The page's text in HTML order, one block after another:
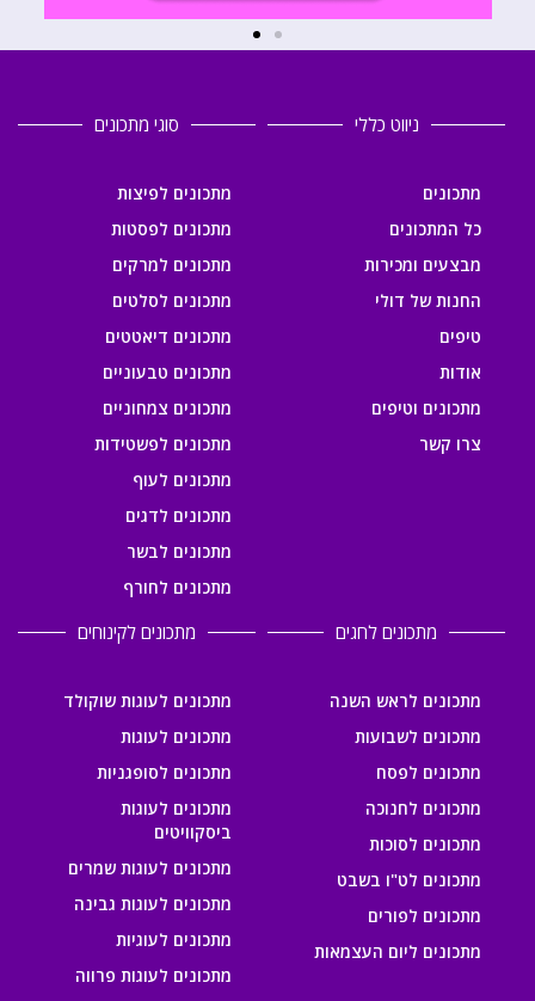
ניווט כללי
מתכונים
כל המתכונים
מבצעים ומכירות
החנות של דולי
טיפים
אודות
מתכונים וטיפים
צרו קשר
סוגי מתכונים
מתכונים לפיצות
מתכונים לפסטות
מתכונים למרקים
מתכונים לסלטים
מתכונים דיאטטים
מתכונים טבעוניים
מתכונים צמחוניים
מתכונים לפשטידות
מתכונים לעוף
מתכונים לדגים
מתכונים לבשר
מתכונים לחורף
מתכונים לחגים
מתכונים לראש השנה
מתכונים לשבועות
מתכונים לפסח
מתכונים לחנוכה
מתכונים לסוכות
מתכונים לט"ו בשבט
מתכונים לפורים
מתכונים ליום העצמאות
מתכונים לקינוחים
מתכונים לעוגות שוקולד
מתכונים לעוגות
מתכונים לסופגניות
מתכונים לעוגות
ביסקוויטים
מתכונים לעוגות שמרים
מתכונים לעוגות גבינה
מתכונים לעוגיות
מתכונים לעוגות פרווה